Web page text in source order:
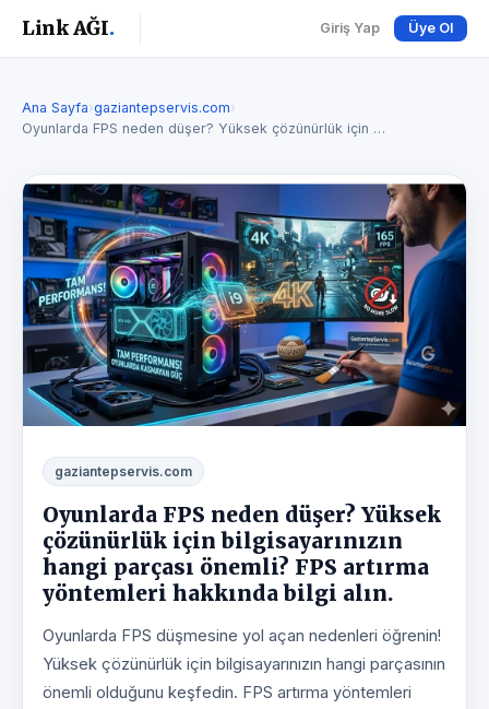
Link AĞI. Giriş Yap Üye Ol
Ana Sayfa›gaziantepservis.com›
Oyunlarda FPS neden düşer? Yüksek çözünürlük için …
gaziantepservis.com
Oyunlarda FPS neden düşer? Yüksek
çözünürlük için bilgisayarınızın
hangi parçası önemli? FPS artırma
yöntemleri hakkında bilgi alın.
Oyunlarda FPS düşmesine yol açan nedenleri öğrenin!
Yüksek çözünürlük için bilgisayarınızın hangi parçasının
önemli olduğunu keşfedin. FPS artırma yöntemleri